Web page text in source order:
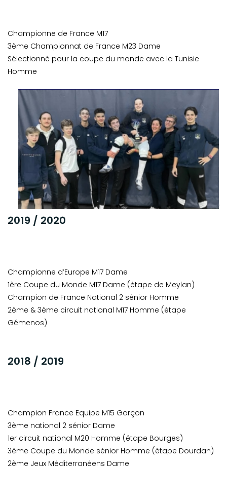
Championne de France M17
3ème Championnat de France M23 Dame
Sélectionné pour la coupe du monde avec la Tunisie
Homme
2019 / 2020
Championne d’Europe M17 Dame
1ère Coupe du Monde M17 Dame (étape de Meylan)
Champion de France National 2 sénior Homme
2ème & 3ème circuit national M17 Homme (étape
Gémenos)
2018 / 2019
Champion France Equipe M15 Garçon
3ème national 2 sénior Dame
1er circuit national M20 Homme (étape Bourges)
3ème Coupe du Monde sénior Homme (étape Dourdan)
2ème Jeux Méditerranéens Dame